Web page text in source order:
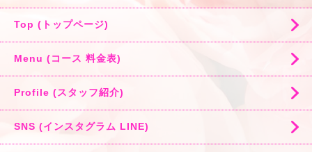
Top (トップページ)
Menu (コース 料金表)
Profile (スタッフ紹介)
SNS (インスタグラム LINE)